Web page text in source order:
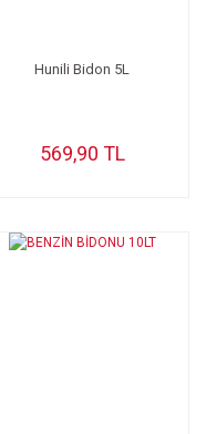
Hunili Bidon 5L
569,90 TL